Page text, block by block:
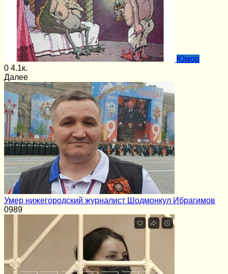
Юмор
0 4.1к.
Далее
Умер нижегородский журналист Шодмонкул Ибрагимов
0989